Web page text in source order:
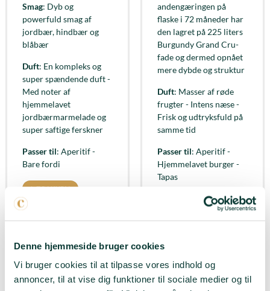
Denne hjemmeside bruger cookies
Vi bruger cookies til at tilpasse vores indhold og
annoncer, til at vise dig funktioner til sociale medier og til
Smag: Dyb og
powerfuld smag af
jordbær, hindbær og
blåbær
Duft: En kompleks og
super spændende duft -
Med noter af
hjemmelavet
jordbærmarmelade og
super saftige ferskner
Passer til: Aperitif -
Bare fordi
LÆG I KURV
andengæringen på
flaske i 72 måneder har
den lagret på 225 liters
Burgundy Grand Cru-
fade og dermed opnået
mere dybde og struktur
Duft: Masser af røde
frugter - Intens næse -
Frisk og udtryksfuld på
samme tid
Passer til: Aperitif -
Hjemmelavet burger -
Tapas
LÆG I KURV